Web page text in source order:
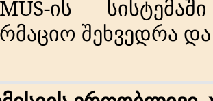
ის
სისტემაში
შეხვედრა და